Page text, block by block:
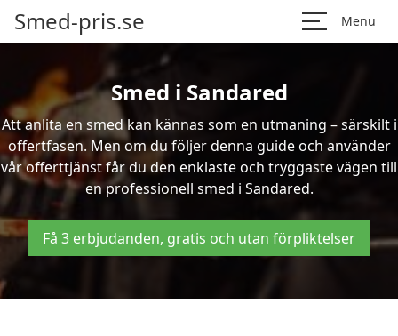
Smed-pris.se Menu
Smed i Sandared
Att anlita en smed kan kännas som en utmaning – särskilt i
offertfasen. Men om du följer denna guide och använder
vår offerttjänst får du den enklaste och tryggaste vägen till
en professionell smed i Sandared.
Få 3 erbjudanden, gratis och utan förpliktelser